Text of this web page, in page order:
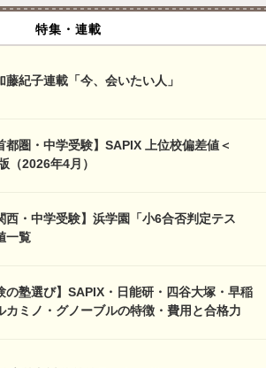
特集・連載
藤紀子連載「今、会いたい人」
都圏・中学受験】SAPIX 上位校偏差値＜
（2026年4月）
西・中学受験】浜学園「小6合否判定テス
一覧
の塾選び】SAPIX・日能研・四谷大塚・早稲
カミノ・グノーブルの特徴・費用と合格力